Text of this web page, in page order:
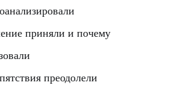
приняли и почему
преодолели